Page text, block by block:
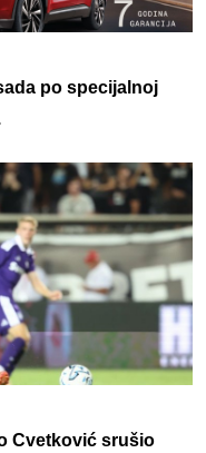
po specijalnoj
Cvetković srušio